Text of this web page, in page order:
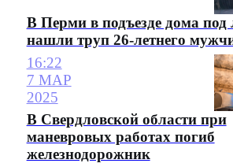
В Перми в подъезде дома под
нашли труп 26-летнего
16:22
7 МАР
2025
В Свердловской области при
маневровых работах погиб
железнодорожник